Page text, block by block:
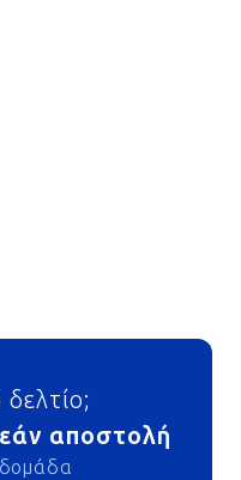
αποστολή